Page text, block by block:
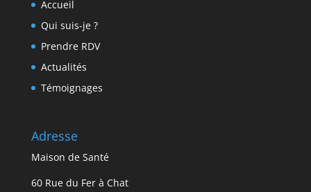
Accueil
Qui suis-je ?
Prendre RDV
Actualités
Témoignages
Adresse
Maison de Santé
60 Rue du Fer à Chat